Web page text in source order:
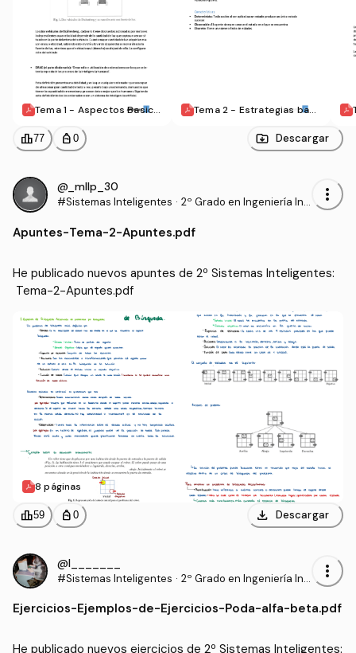
Tema 1 - Aspectos Basico
Tema 2 - Estrategias basi
leaderboard77 personal_bag 0 Descargar
@_mllp_30
#Sistemas Inteligentes · 2º Grado en Ingeniería Inf
more_vert
Apuntes-Tema-2-Apuntes.pdf
He publicado nuevos apuntes de 2º Sistemas Inteligentes:
Tema-2-Apuntes.pdf
8 páginas
leaderboard59 personal_bag 0 download Descargar
@l_______
#Sistemas Inteligentes · 2º Grado en Ingeniería Inf
more_vert
Ejercicios-Ejemplos-de-Ejercicios-Poda-alfa-beta.pdf
He publicado nuevos ejercicios de 2º Sistemas Inteligentes: